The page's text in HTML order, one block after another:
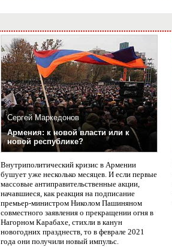
Сергей Маркедонов
Армения: к новой власти или к
новой республике?
Внутриполитический кризис в Армении
бушует уже несколько месяцев. И если первые
массовые антиправительственные акции,
начавшиеся, как реакция на подписание
премьер-министром Николом Пашиняном
совместного заявления о прекращении огня в
Нагорном Карабахе, стихли в канун
новогодних празднеств, то в феврале 2021
года они получили новый импульс.